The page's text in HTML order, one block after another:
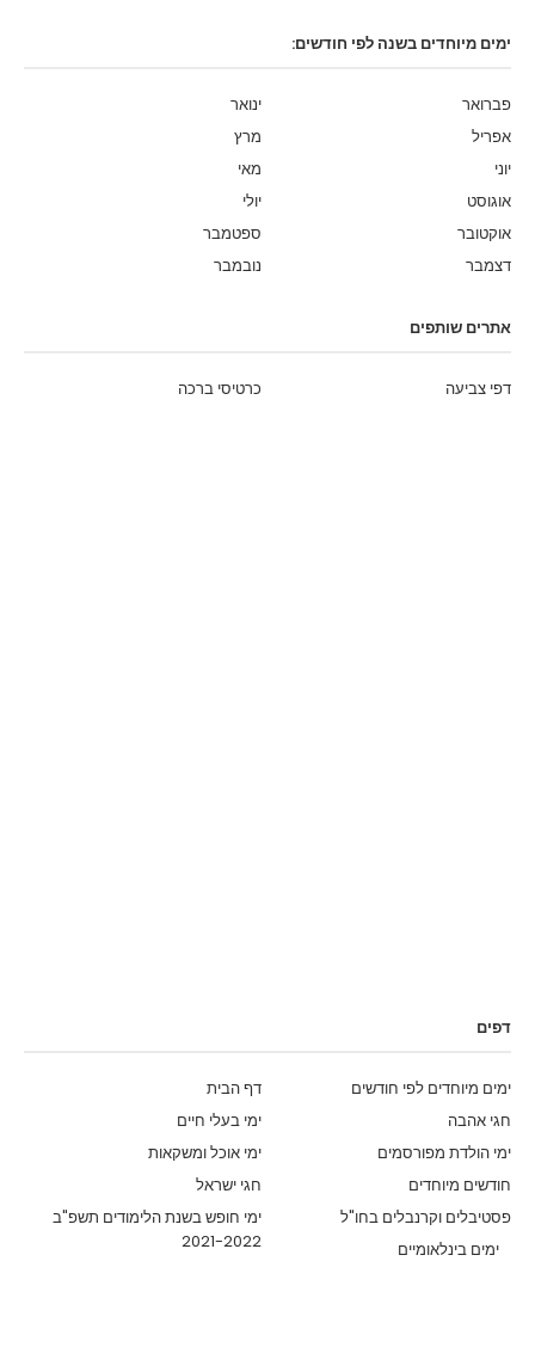
ימים מיוחדים בשנה לפי חודשים:
ינואר
פברואר
מרץ
אפריל
מאי
יוני
יולי
אוגוסט
ספטמבר
אוקטובר
נובמבר
דצמבר
אתרים שותפים
כרטיסי ברכה דפי צביעה
דפים
דף הבית
ימים מיוחדים לפי חודשים
ימי בעלי חיים
חגי אהבה
ימי אוכל ומשקאות
ימי הולדת מפורסמים
חגי ישראל
חודשים מיוחדים
ימי חופש בשנת הלימודים תשפ"ב
2021-2022
פסטיבלים וקרנבלים בחו"ל
ימים בינלאומיים